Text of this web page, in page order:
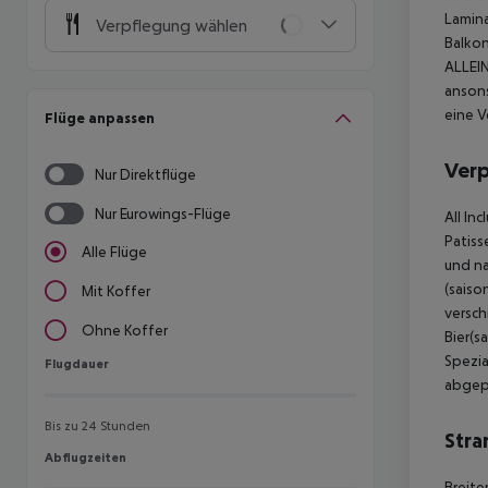
Verpflegung wählen
Flüge anpassen
Nur Direktflüge
Nur Eurowings-Flüge
Alle Flüge
Mit Koffer
Ohne Koffer
Flugdauer
Flugdauer
Bis zu 24 Stunden
Abflugzeiten
Abflugzeiten
eine
All
und